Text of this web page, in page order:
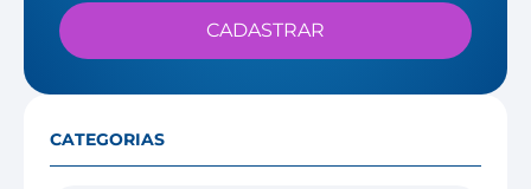
CADASTRAR
CATEGORIAS